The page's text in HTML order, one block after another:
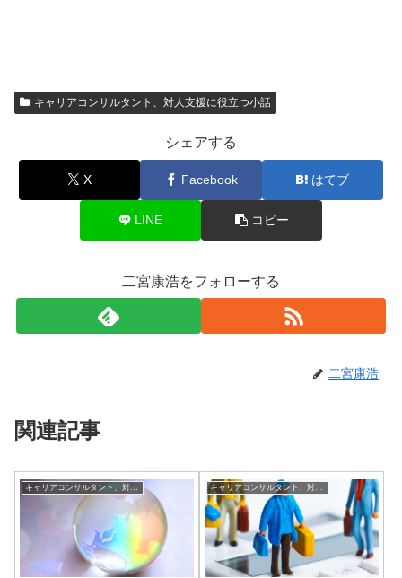
キャリアコンサルタント、対人支援に役立つ小話
シェアする
X Facebook はてブ
LINE コピー
二宮康浩をフォローする
二宮康浩
関連記事
キャリアコンサルタント、対人支援に役立つ小話 キャリアコンサルタント、対人支援に役立つ小話